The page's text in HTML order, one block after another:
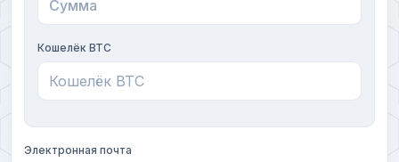
Кошелёк BTC
Электронная почта